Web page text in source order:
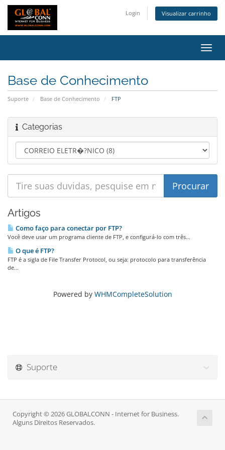
Login Visualizar carrinho
Base de Conhecimento
Suporte Base de Conhecimento FTP
Categorias
Artigos
Como faço para conectar por FTP?
Você deve usar um programa cliente de FTP, e configurá-lo com três...
O que é FTP?
FTP é a sigla de File Transfer Protocol, ou seja: protocolo para transferência
de...
Powered by WHMCompleteSolution
Suporte
Copyright © 2026 GLOBALCONN - Internet for Business.
Alguns Direitos Reservados.